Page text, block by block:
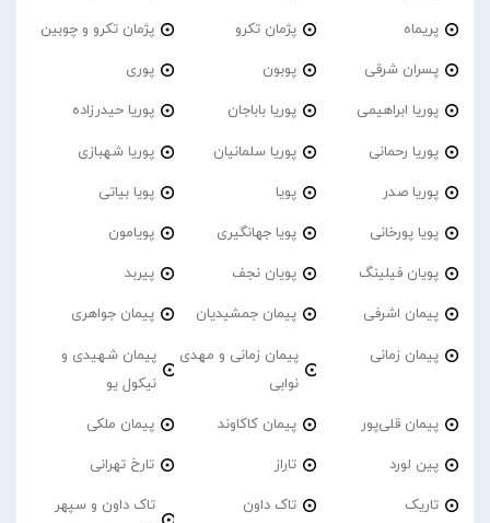
پریماه پژمان تکرو پژمان تکرو و چوبین
پسران شرقی پوبون پوری
پوریا ابراهیمی پوریا باباجان پوریا حیدرزاده
پوریا رحمانی پوریا سلمانیان پوریا شهبازی
پوریا صدر پویا پویا بیاتی
پویا پورخانی پویا جهانگیری پویامون
پویان فیلینگ پویان نجف پیربد
پیمان اشرفی پیمان جمشیدیان پیمان جواهری
پیمان زمانی
پیمان زمانی و مهدی
نوابی
پیمان شهیدی و
نیکول یو
پیمان قلی‌پور پیمان کاکاوند پیمان ملکی
پین لورد تاراز تارخ تهرانی
تاریک تاک داون
تاک داون و سپهر